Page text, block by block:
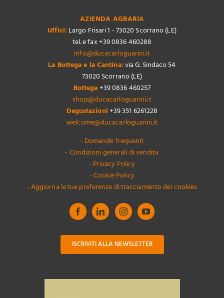
AZIENDA AGRARIA
Uffici: Largo Frisari 1 - 73020 Scorrano (LE)
tel. e fax +39 0836 460288
info@ducacarloguarini.it
La Bottega e la Cantina:via G. Sindaco 54
73020 Scorrano (LE)
Bottega+39 0836 460257
shop@ducacarloguarini.it
Degustazioni+39 351 6261228
welcome@ducacarloguarini.it
- Domande frequenti
- Condizioni generali di vendita
- Privacy Policy
- Cookie Policy
- Aggiorna le tue preferenze di tracciamento dei cookies
ISCRIVITI ALLA NEWSLETTER